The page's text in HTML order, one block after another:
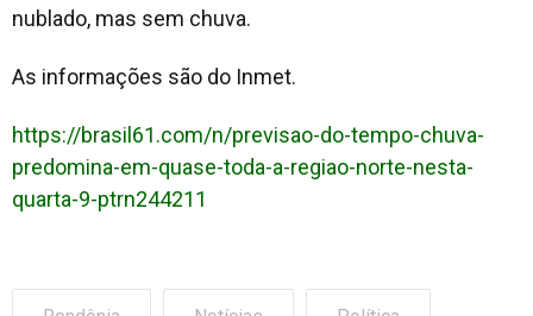
nublado, mas sem chuva.
As informações são do Inmet.
https://brasil61.com/n/previsao-do-tempo-chuva-
predomina-em-quase-toda-a-regiao-norte-nesta-
quarta-9-ptrn244211